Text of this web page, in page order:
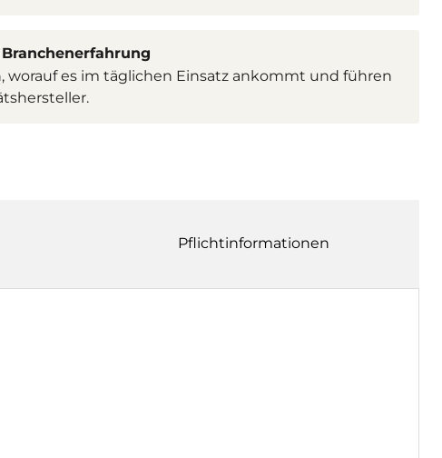
worauf es im täglichen Einsatz ankommt und führen
Pflichtinformationen